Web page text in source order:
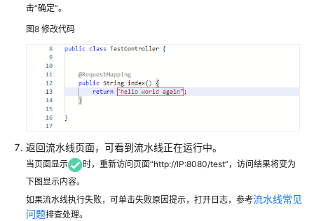
击“确定”。
图8 修改代码
返回流水线页面，可看到流水线正在运行中。
当页面显示
时，重新访问页面“http://IP:8080/test”，访问结果将变为
下图显示内容。
如果流水线执行失败，可单击失败原因提示，打开日志，参考流水线常见
问题排查处理。